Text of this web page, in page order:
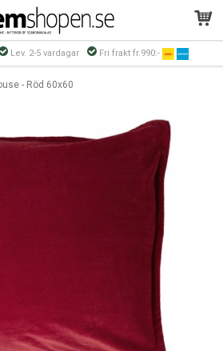
Lev. 2-5 vardagar Fri frakt fr.990:-
- Röd 60x60